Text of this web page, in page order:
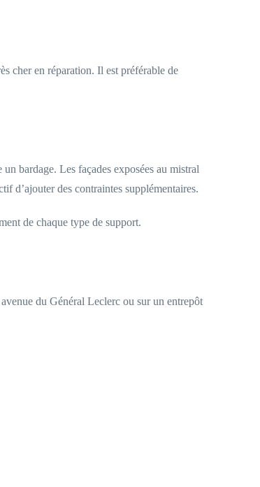
cher en réparation. Il est préférable de
bardage. Les façades exposées au mistral
d’ajouter des contraintes supplémentaires.
de chaque type de support.
du Général Leclerc ou sur un entrepôt